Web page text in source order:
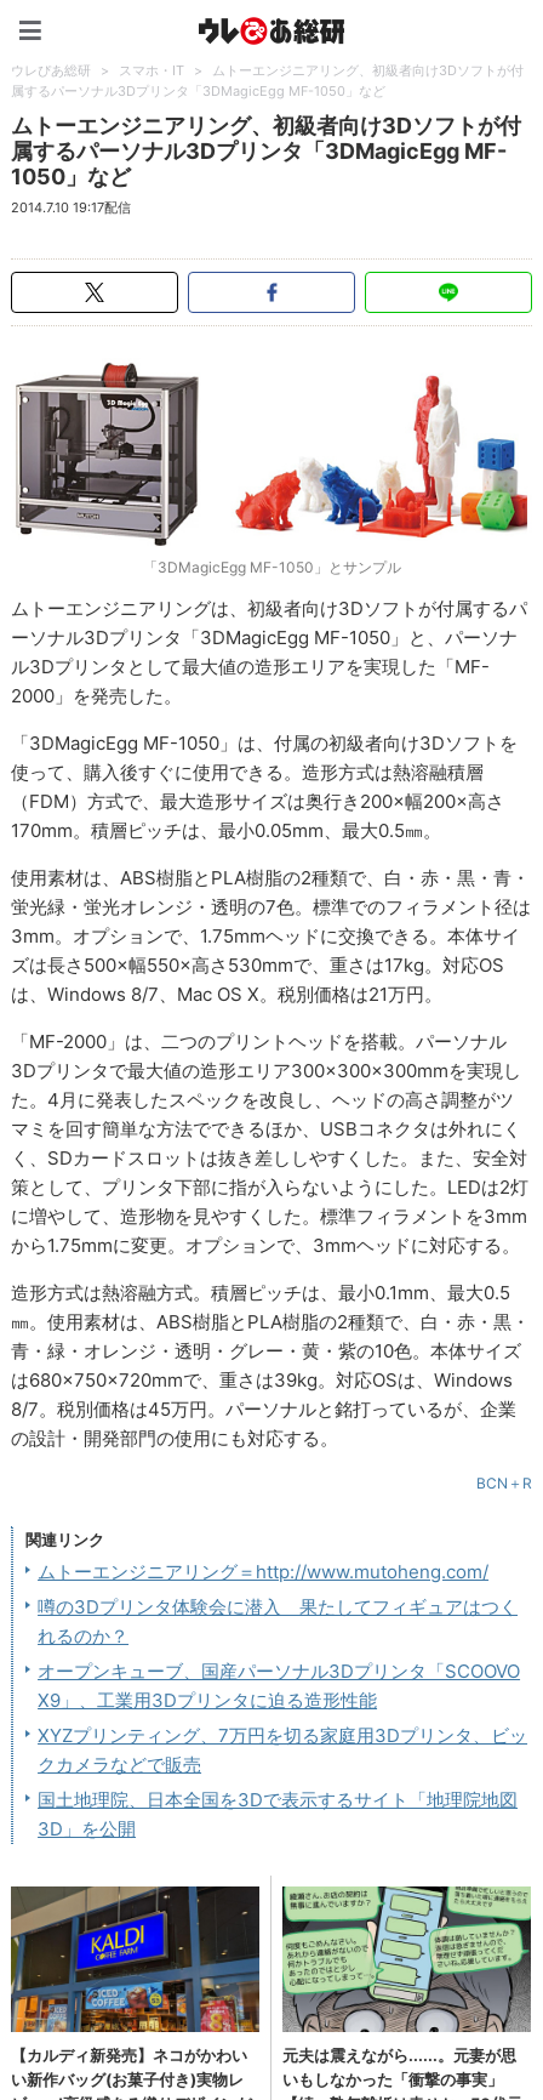
ウレぴあ総研 > スマホ・IT >
ムトーエンジニアリング、初級者向け3Dソフトが付
属するパーソナル3Dプリンタ「3DMagicEgg MF-1050」など
ムトーエンジニアリング、初級者向け3Dソフトが付
属するパーソナル3Dプリンタ「3DMagicEgg MF-
1050」など
2014.7.10 19:17配信
「3DMagicEgg MF-1050」とサンプル
ムトーエンジニアリングは、初級者向け3Dソフトが付属するパ
ーソナル3Dプリンタ「3DMagicEgg MF-1050」と、パーソナ
ル3Dプリンタとして最大値の造形エリアを実現した「MF-
2000」を発売した。
「3DMagicEgg MF-1050」は、付属の初級者向け3Dソフトを
使って、購入後すぐに使用できる。造形方式は熱溶融積層
（FDM）方式で、最大造形サイズは奥行き200×幅200×高さ
170mm。積層ピッチは、最小0.05mm、最大0.5㎜。
使用素材は、ABS樹脂とPLA樹脂の2種類で、白・赤・黒・青・
蛍光緑・蛍光オレンジ・透明の7色。標準でのフィラメント径は
3mm。オプションで、1.75mmヘッドに交換できる。本体サイ
ズは長さ500×幅550×高さ530mmで、重さは17kg。対応OS
は、Windows 8/7、Mac OS X。税別価格は21万円。
「MF-2000」は、二つのプリントヘッドを搭載。パーソナル
3Dプリンタで最大値の造形エリア300×300×300mmを実現し
た。4月に発表したスペックを改良し、ヘッドの高さ調整がツ
マミを回す簡単な方法でできるほか、USBコネクタは外れにく
く、SDカードスロットは抜き差ししやすくした。また、安全対
策として、プリンタ下部に指が入らないようにした。LEDは2灯
に増やして、造形物を見やすくした。標準フィラメントを3mm
から1.75mmに変更。オプションで、3mmヘッドに対応する。
造形方式は熱溶融方式。積層ピッチは、最小0.1mm、最大0.5
㎜。使用素材は、ABS樹脂とPLA樹脂の2種類で、白・赤・黒・
青・緑・オレンジ・透明・グレー・黄・紫の10色。本体サイズ
は680×750×720mmで、重さは39kg。対応OSは、Windows
8/7。税別価格は45万円。パーソナルと銘打っているが、企業
の設計・開発部門の使用にも対応する。
BCN＋R
関連リンク
ムトーエンジニアリング＝http://www.mutoheng.com/
噂の3Dプリンタ体験会に潜入 果たしてフィギュアはつく
れるのか？
オープンキューブ、国産パーソナル3Dプリンタ「SCOOVO
X9」、工業用3Dプリンタに迫る造形性能
XYZプリンティング、7万円を切る家庭用3Dプリンタ、ビッ
クカメラなどで販売
国土地理院、日本全国を3Dで表示するサイト「地理院地図
3D」を公開